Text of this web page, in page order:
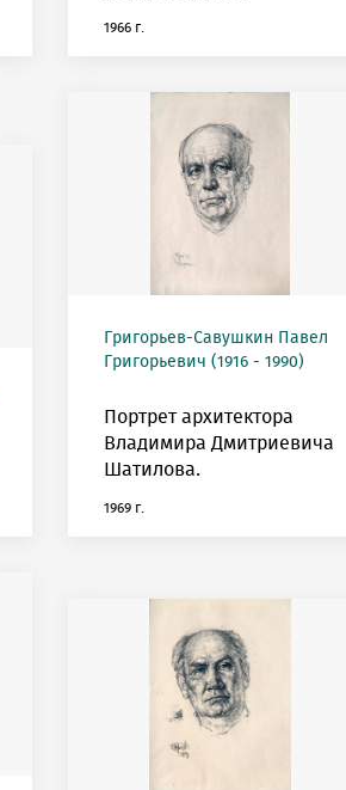
1966 г.
Григорьев-Савушкин Павел
Григорьевич (1916 - 1990)
Портрет архитектора
Владимира Дмитриевича
Шатилова.
1969 г.